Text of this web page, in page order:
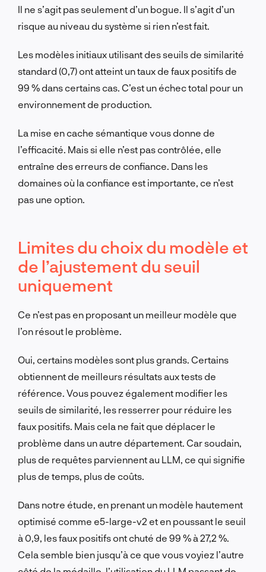
Il ne s’agit pas seulement d’un bogue. Il s’agit d’un
risque au niveau du système si rien n’est fait.
Les modèles initiaux utilisant des seuils de similarité
standard (0,7) ont atteint un taux de faux positifs de
99 % dans certains cas. C’est un échec total pour un
environnement de production.
La mise en cache sémantique vous donne de
l’efficacité. Mais si elle n’est pas contrôlée, elle
entraîne des erreurs de confiance. Dans les
domaines où la confiance est importante, ce n’est
pas une option.
Limites du choix du modèle et
de l’ajustement du seuil
uniquement
Ce n’est pas en proposant un meilleur modèle que
l’on résout le problème.
Oui, certains modèles sont plus grands. Certains
obtiennent de meilleurs résultats aux tests de
référence. Vous pouvez également modifier les
seuils de similarité, les resserrer pour réduire les
faux positifs. Mais cela ne fait que déplacer le
problème dans un autre département. Car soudain,
plus de requêtes parviennent au LLM, ce qui signifie
plus de temps, plus de coûts.
Dans notre étude, en prenant un modèle hautement
optimisé comme e5-large-v2 et en poussant le seuil
à 0,9, les faux positifs ont chuté de 99 % à 27,2 %.
Cela semble bien jusqu’à ce que vous voyiez l’autre